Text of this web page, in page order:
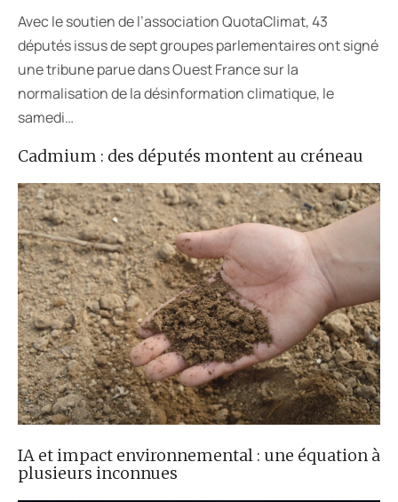
Cadmium : des députés montent au créneau
IA et impact environnemental : une équation à
plusieurs inconnues
Avec le soutien de l’association QuotaClimat, 43
députés issus de sept groupes parlementaires ont signé
une tribune parue dans Ouest France sur la
normalisation de la désinformation climatique, le
samedi…